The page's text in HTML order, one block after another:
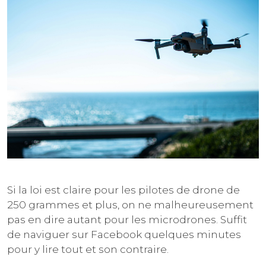
Si la loi est claire pour les pilotes de drone de
250 grammes et plus, on ne malheureusement
pas en dire autant pour les microdrones. Suffit
de naviguer sur Facebook quelques minutes
pour y lire tout et son contraire.